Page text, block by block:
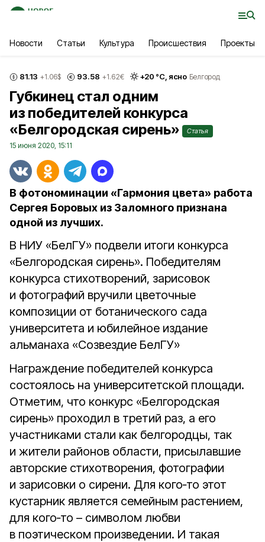
Новости Статьи Культура Происшествия Проекты
81.13 +1.06$ 93.58 +1.62€ +20 °С, ясно Белгород
Губкинец стал одним
из победителей конкурса
«Белгородская сирень»
Статья
15 июня 2020, 15:11
В фотономинации «Гармония цвета» работа
Сергея Боровых из Заломного признана
одной из лучших.
В НИУ «БелГУ» подвели итоги конкурса
«Белгородская сирень». Победителям
конкурса стихотворений, зарисовок
и фотографий вручили цветочные
композиции от ботанического сада
университета и юбилейное издание
альманаха «Созвездие БелГУ»
Награждение победителей конкурса
состоялось на университетской площади.
Отметим, что конкурс «Белгородская
сирень» проходил в третий раз, а его
участниками стали как белгородцы, так
и жители районов области, присылавшие
авторские стихотворения, фотографии
и зарисовки о сирени. Для кого‑то этот
кустарник является семейным растением,
для кого‑то – символом любви
в поэтическом произведении. И такая